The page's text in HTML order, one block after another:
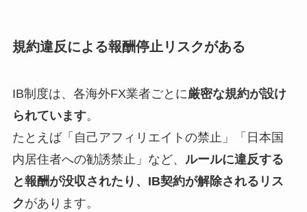
規約違反による報酬停止リスクがある
IB制度は、各海外FX業者ごとに厳密な規約が設け
られています。
たとえば「自己アフィリエイトの禁止」「日本国
内居住者への勧誘禁止」など、 ルールに違反する
と報酬が没収されたり、IB契約が解除されるリス
クがあります。